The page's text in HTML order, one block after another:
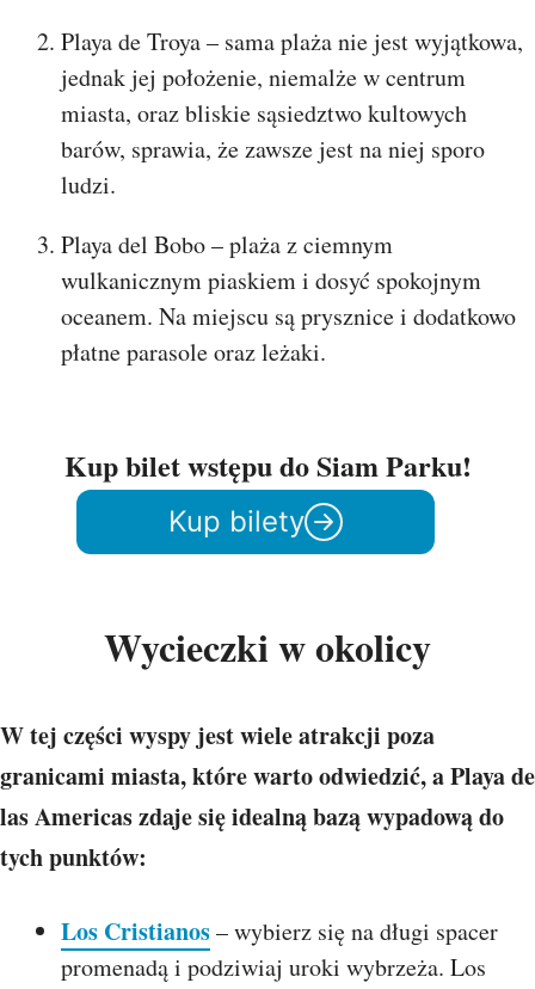
Playa de Troya – sama plaża nie jest wyjątkowa,
jednak jej położenie, niemalże w centrum
miasta, oraz bliskie sąsiedztwo kultowych
barów, sprawia, że zawsze jest na niej sporo
ludzi.
Playa del Bobo – plaża z ciemnym
wulkanicznym piaskiem i dosyć spokojnym
oceanem. Na miejscu są prysznice i dodatkowo
płatne parasole oraz leżaki.
Kup bilet wstępu do Siam Parku!
Kup bilety
Wycieczki w okolicy
W tej części wyspy jest wiele atrakcji poza
granicami miasta, które warto odwiedzić, a Playa de
las Americas zdaje się idealną bazą wypadową do
tych punktów:
Los Cristianos– wybierz się na długi spacer
promenadą i podziwiaj uroki wybrzeża. Los